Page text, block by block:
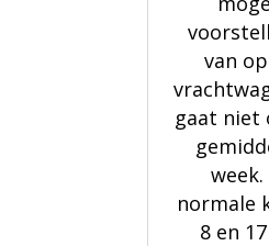
van
gaat niet
normale
8 en